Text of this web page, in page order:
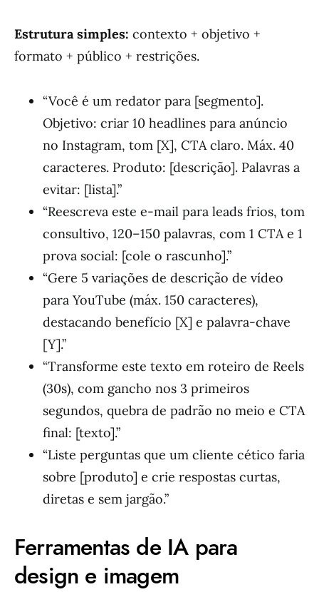
Estrutura simples: contexto + objetivo +
formato + público + restrições.
“Você é um redator para [segmento].
Objetivo: criar 10 headlines para anúncio
no Instagram, tom [X], CTA claro. Máx. 40
caracteres. Produto: [descrição]. Palavras a
evitar: [lista].”
“Reescreva este e-mail para leads frios, tom
consultivo, 120–150 palavras, com 1 CTA e 1
prova social: [cole o rascunho].”
“Gere 5 variações de descrição de vídeo
para YouTube (máx. 150 caracteres),
destacando benefício [X] e palavra-chave
[Y].”
“Transforme este texto em roteiro de Reels
(30s), com gancho nos 3 primeiros
segundos, quebra de padrão no meio e CTA
final: [texto].”
“Liste perguntas que um cliente cético faria
sobre [produto] e crie respostas curtas,
diretas e sem jargão.”
Ferramentas de IA para
design e imagem